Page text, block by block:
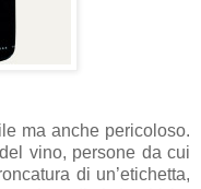
ma anche pericoloso.
vino, persone da cui
di un’etichetta,